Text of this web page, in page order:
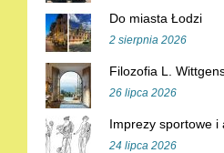
Do miasta Łodzi
2 sierpnia 2026
Filozofia L.
26 lipca 2026
Imprezy sportowe i
24 lipca 2026